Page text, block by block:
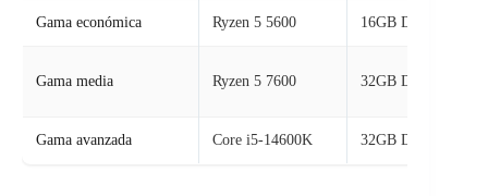
Gama económica Ryzen 5 5600 16GB DDR4
Gama media Ryzen 5 7600 32GB DDR5
Gama avanzada Core i5-14600K 32GB DDR5